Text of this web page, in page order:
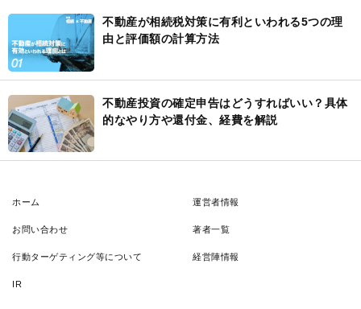
不動産が相続税対策に有利といわれる5つの理
由と評価額の計算方法
不動産投資の確定申告はどうすればいい？具体
的なやり方や還付金、経費を解説
ホーム 運営者情報
お問い合わせ 著者一覧
行動ターゲティング等について 経営陣情報
IR